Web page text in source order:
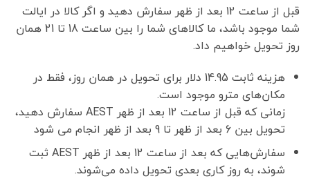
قبل از ساعت 12 بعد از ظهر سفارش دهید و اگر کالا در ایالت
شما موجود باشد، ما کالاهای شما را بین ساعت 18 تا 21 همان
روز تحویل خواهیم داد.
هزینه ثابت 14.95 دلار برای تحویل در همان روز، فقط در
مکان‌های مترو موجود است.
زمانی که قبل از ساعت 12 بعد از ظهر AEST سفارش دهید،
تحویل بین 6 بعد از ظهر تا 9 بعد از ظهر انجام می شود
سفارش‌هایی که بعد از ساعت 12 بعد از ظهر AEST ثبت
شوند، به روز کاری بعدی تحویل داده می‌شوند.